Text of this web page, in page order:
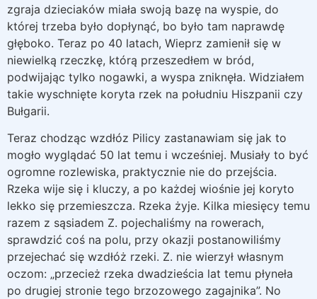
zgraja dzieciaków miała swoją bazę na wyspie, do
której trzeba było dopłynąć, bo było tam naprawdę
głęboko. Teraz po 40 latach, Wieprz zamienił się w
niewielką rzeczkę, którą przeszedłem w bród,
podwijając tylko nogawki, a wyspa zniknęła. Widziałem
takie wyschnięte koryta rzek na południu Hiszpanii czy
Bułgarii.
Teraz chodząc wzdłóz Pilicy zastanawiam się jak to
mogło wyglądać 50 lat temu i wcześniej. Musiały to być
ogromne rozlewiska, praktycznie nie do przejścia.
Rzeka wije się i kluczy, a po każdej wiośnie jej koryto
lekko się przemieszcza. Rzeka żyje. Kilka miesięcy temu
razem z sąsiadem Z. pojechaliśmy na rowerach,
sprawdzić coś na polu, przy okazji postanowiliśmy
przejechać się wzdłóż rzeki. Z. nie wierzył własnym
oczom: „przecież rzeka dwadzieścia lat temu płyneła
po drugiej stronie tego brzozowego zagajnika”. No